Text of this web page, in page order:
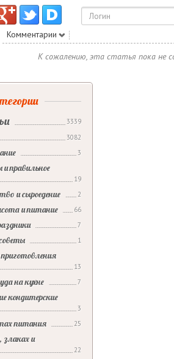
Комментарии
К сожалению, эта статья пока не
3339
3082
3
правильное
19
и сыроедение 2
и питание 66
7
1
13
на кухне 7
кондитерские
3
питания 25
злаках и
22